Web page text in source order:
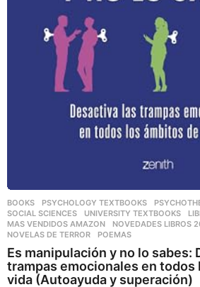
BOOKS ,PSYCHOLOGY TEXTBOOKS ,
SOCIAL SCIENCES
,UNIVERSITY TEXTBOOKS
MAS VENDIDOS AMAZON
,NOVEDADES LIBROS
NOVELAS DE TERROR
,POEMAS
Es manipulación y no lo sabes:
trampas emocionales en todos
vida (Autoayuda y superación)